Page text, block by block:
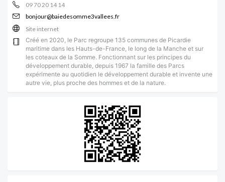
09 70 20 14 14
bonjour@baiedesomme3vallees.fr
Site internet
Créé en 2020, le Parc regroupe 135 communes de Picardie
maritime dans les Hauts-de-France, le long de la Manche et sur
les coteaux de la Somme. Fonctionnant sur les principes du
développement durable, depuis 1967 la famille des Parcs
expérimente au quotidien le développement durable et invente une
autre vie, plus proche des hommes et de la nature.